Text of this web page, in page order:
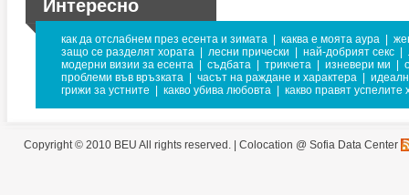
Интересно
как да отслабнем през есента и зимата каква е моята аура
защо се разделят хората
лесни прически най-добрият секс
модерни визии за есента
съдбата трикчета изневери ми
проблеми във връзката
часът на раждане и характера
грижи за устните
какво убива любовта какво правят успелите
Copyright © 2010 BEU All rights reserved. | Colocation @ Sofia Data Center